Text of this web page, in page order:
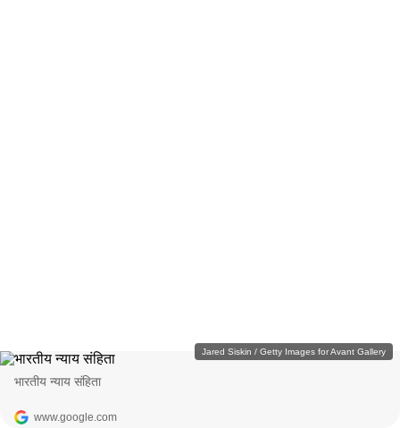
Jared Siskin / Getty Images for Avant Gallery
भारतीय न्याय संहिता
www.google.com